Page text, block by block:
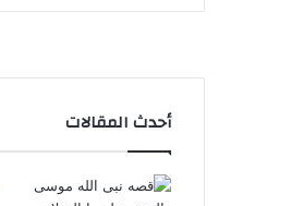
أحدث المقالات